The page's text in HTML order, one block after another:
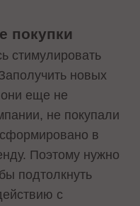
покупки
стимулировать
новых
еще не
не покупали
в
Поэтому нужно
подтолкнуть
с